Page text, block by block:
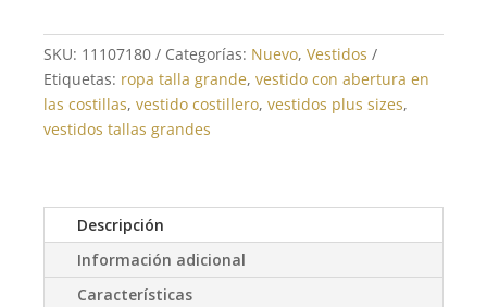
cantidad
SKU: 11107180 Categorías: Nuevo, Vestidos
Etiquetas: ropa talla grande, vestido con abertura en
las costillas, vestido costillero, vestidos plus sizes,
vestidos tallas grandes
Descripción
Información adicional
Características